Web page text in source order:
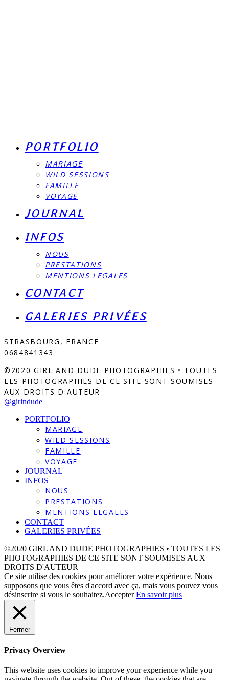
PORTFOLIO
MARIAGE
WILD SESSIONS
FAMILLE
VOYAGE
JOURNAL
INFOS
NOUS
PRESTATIONS
MENTIONS LEGALES
CONTACT
GALERIES PRIVÉES
STRASBOURG, FRANCE
0684841343
©2020 GIRL AND DUDE PHOTOGRAPHIES • TOUTES
LES PHOTOGRAPHIES DE CE SITE SONT SOUMISES
AUX DROITS D'AUTEUR
@girlndude
PORTFOLIO
MARIAGE
WILD SESSIONS
FAMILLE
VOYAGE
JOURNAL
INFOS
NOUS
PRESTATIONS
MENTIONS LEGALES
CONTACT
GALERIES PRIVÉES
©2020 GIRL AND DUDE PHOTOGRAPHIES • TOUTES LES
PHOTOGRAPHIES DE CE SITE SONT SOUMISES AUX
DROITS D'AUTEUR
Ce site utilise des cookies pour améliorer votre expérience. Nous
supposons que vous êtes d'accord avec ça, mais vous pouvez vous
désinscrire si vous le souhaitez.Accepter En savoir plus
Fermer
Privacy Overview
This website uses cookies to improve your experience while you